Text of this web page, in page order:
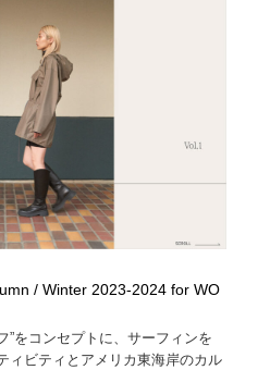
/ Winter 2023-2024 for WO
”をコンセプトに、サーフィンを
ィビティとアメリカ東海岸のカル